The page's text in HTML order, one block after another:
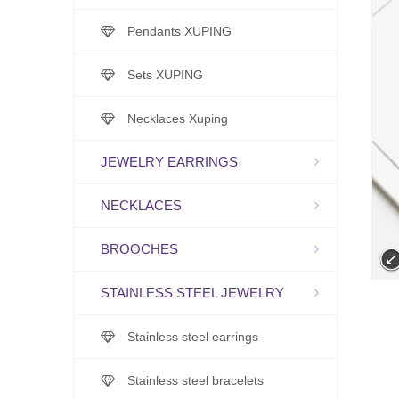
Pendants XUPING
Sets XUPING
Necklaces Xuping
JEWELRY EARRINGS
NECKLACES
BROOCHES
STAINLESS STEEL JEWELRY
Stainless steel earrings
Stainless steel bracelets